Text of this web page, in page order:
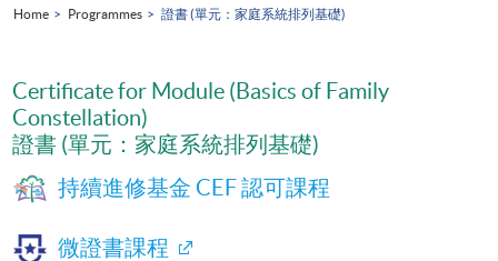
Home Programmes 證書 (單元：家庭系統排列基礎)
Certificate for Module (Basics of Family
Constellation)
證書 (單元：家庭系統排列基礎)
持續進修基金 CEF 認可課程
微證書課程